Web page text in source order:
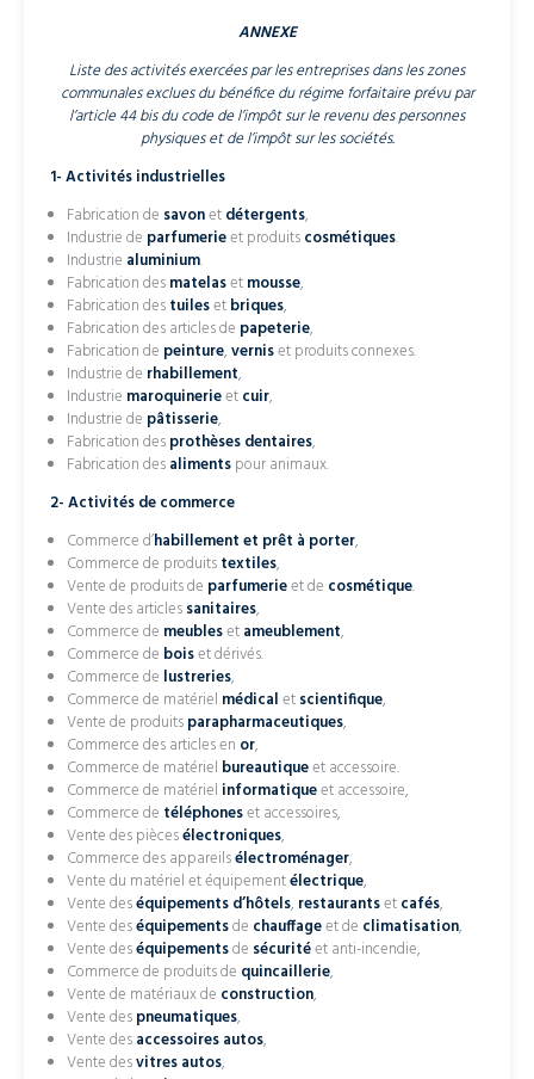
ANNEXE
Liste des activités exercées par les entreprises dans les zones
communales exclues du bénéfice du régime forfaitaire prévu par
l’article 44 bis du code de l’impôt sur le revenu des personnes
physiques et de l’impôt sur les sociétés.
1- Activités industrielles
Fabrication de savonetdétergents,
Industrie de parfumerieet produitscosmétiques.
Industrie aluminium.
Fabrication desmatelasetmousse,
Fabrication destuilesetbriques,
Fabrication des articles de papeterie,
Fabrication de peinture,verniset produits connexes.
Industrie de rhabillement,
Industrie maroquinerieetcuir,
Industrie de pâtisserie,
Fabrication desprothèses dentaires,
Fabrication desalimentspour animaux.
2- Activités de commerce
Commerce d’habillement et prêt à porter,
Commerce de produitstextiles,
Vente de produits de parfumerieet de cosmétique.
Vente des articlessanitaires,
Commerce de meublesetameublement,
Commerce de boiset dérivés.
Commerce de lustreries,
Commerce de matériel médicaletscientifique,
Vente de produitsparapharmaceutiques,
Commerce des articles en or,
Commerce de matériel bureautiqueet accessoire.
Commerce de matériel informatiqueet accessoire,
Commerce de téléphoneset accessoires,
Vente des piècesélectroniques,
Commerce des appareilsélectroménager,
Vente du matériel et équipementélectrique,
Vente deséquipements d’hôtels, restaurantsetcafés,
Vente deséquipementsde chauffageet de climatisation,
Vente deséquipementsde sécuritéet anti-incendie,
Commerce de produits de quincaillerie,
Vente de matériaux de construction,
Vente despneumatiques,
Vente desaccessoires autos,
Vente desvitres autos,